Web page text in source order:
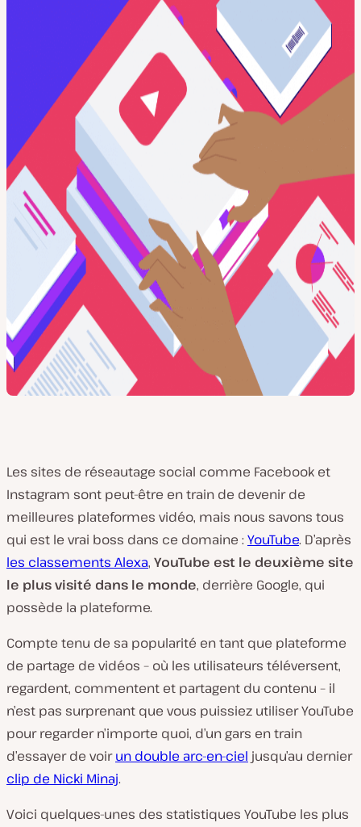
Les sites de réseautage social comme Facebook et
Instagram sont peut-être en train de devenir de
meilleures plateformes vidéo, mais nous savons tous
qui est le vrai boss dans ce domaine : YouTube. D’après
les classements Alexa, YouTube est le deuxième site
le plus visité dans le monde, derrière Google, qui
possède la plateforme.
Compte tenu de sa popularité en tant que plateforme
de partage de vidéos – où les utilisateurs téléversent,
regardent, commentent et partagent du contenu – il
n’est pas surprenant que vous puissiez utiliser YouTube
pour regarder n’importe quoi, d’un gars en train
d’essayer de voirun double arc-en-ciel jusqu’au dernier
clip de Nicki Minaj.
Voici quelques-unes des statistiques YouTube les plus